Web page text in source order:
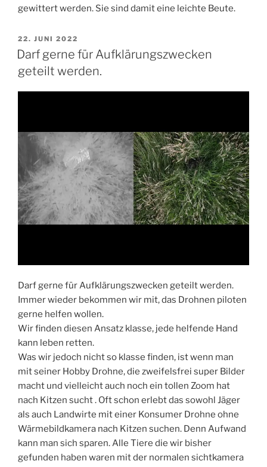
gewittert werden. Sie sind damit eine leichte Beute.
VERÖFFENTLICHT
AM
22. JUNI 2022
Darf gerne für Aufklärungszwecken
geteilt werden.
Darf gerne für Aufklärungszwecken geteilt werden.
Immer wieder bekommen wir mit, das Drohnen piloten
gerne helfen wollen.
Wir finden diesen Ansatz klasse, jede helfende Hand
kann leben retten.
Was wir jedoch nicht so klasse finden, ist wenn man
mit seiner Hobby Drohne, die zweifelsfrei super Bilder
macht und vielleicht auch noch ein tollen Zoom hat
nach Kitzen sucht . Oft schon erlebt das sowohl Jäger
als auch Landwirte mit einer Konsumer Drohne ohne
Wärmebildkamera nach Kitzen suchen. Denn Aufwand
kann man sich sparen. Alle Tiere die wir bisher
gefunden haben waren mit der normalen sichtkamera